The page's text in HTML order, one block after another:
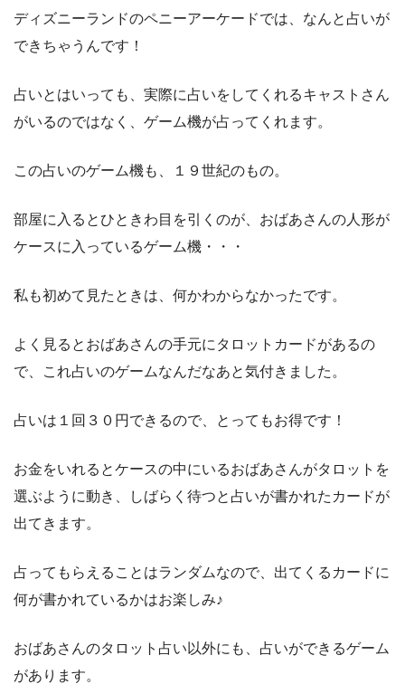
ディズニーランドのペニーアーケードでは、なんと占いが
できちゃうんです！
占いとはいっても、実際に占いをしてくれるキャストさん
がいるのではなく、ゲーム機が占ってくれます。
この占いのゲーム機も、１９世紀のもの。
部屋に入るとひときわ目を引くのが、おばあさんの人形が
ケースに入っているゲーム機・・・
私も初めて見たときは、何かわからなかったです。
よく見るとおばあさんの手元にタロットカードがあるの
で、これ占いのゲームなんだなあと気付きました。
占いは１回３０円できるので、とってもお得です！
お金をいれるとケースの中にいるおばあさんがタロットを
選ぶように動き、しばらく待つと占いが書かれたカードが
出てきます。
占ってもらえることはランダムなので、出てくるカードに
何が書かれているかはお楽しみ♪
おばあさんのタロット占い以外にも、占いができるゲーム
があります。